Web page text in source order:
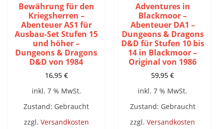
Bewährung für den
Kriegsherren –
Abenteuer AS1 für
Ausbau-Set Stufen 15
und höher –
Dungeons & Dragons
D&D von 1984
16,95 €
inkl. 7 % MwSt.
Zustand: Gebraucht
zzgl. Versandkosten
Adventures in
Blackmoor –
Abenteuer DA1 –
Dungeons & Dragons
D&D für Stufen 10 bis
14 in Blackmoor –
Original von 1986
59,95€
inkl. 7 % MwSt.
Zustand: Gebraucht
zzgl.Versandkosten